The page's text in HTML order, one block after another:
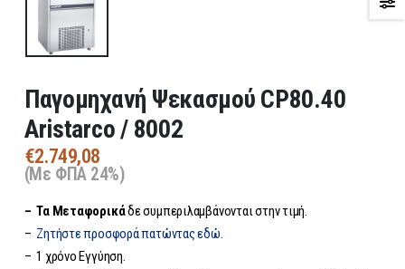
Παγομηχανή Ψεκασμού CP80.40
Aristarco / 8002
€2.749,08
(Με ΦΠΑ 24%)
– Τα Μεταφορικάδε συμπεριλαμβάνονται στην τιμή.
– Ζητήστε προσφορά πατώντας εδώ.
– 1 χρόνο Εγγύηση.